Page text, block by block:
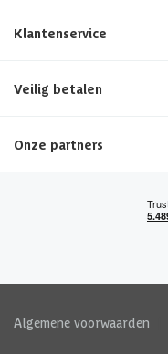
Klantenservice
Veilig betalen
Onze partners
Algemene voorwaarden